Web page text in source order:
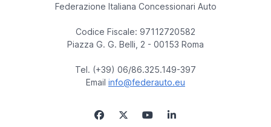
Federazione Italiana Concessionari Auto
Codice Fiscale: 97112720582
Piazza G. G. Belli, 2 - 00153 Roma
Tel. (+39) 06/86.325.149-397
Email info@federauto.eu